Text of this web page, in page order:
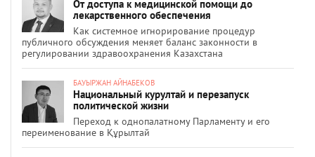
От доступа к медицинской помощи до
лекарственного обеспечения
Как системное игнорирование процедур
публичного обсуждения меняет баланс законности в
регулировании здравоохранения Казахстана
БАУЫРЖАН АЙНАБЕКОВ
Национальный курултай и перезапуск
политической жизни
Переход к однопалатному Парламенту и его
переименование в Құрылтай